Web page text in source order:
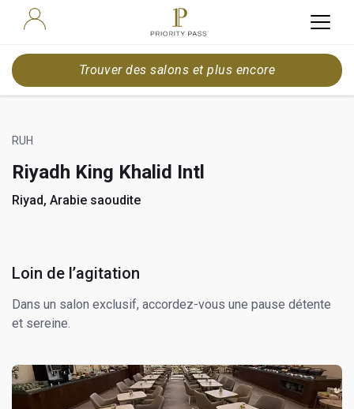
Trouver des salons et plus encore
RUH
Riyadh King Khalid Intl
Riyad, Arabie saoudite
Loin de l’agitation
Dans un salon exclusif, accordez-vous une pause détente
et sereine.